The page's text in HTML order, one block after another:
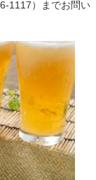
1117）までお問い